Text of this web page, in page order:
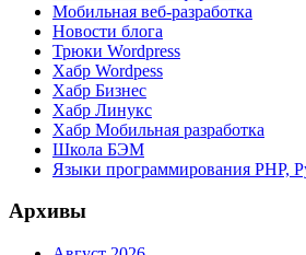
Мобильная веб-разработка
Новости блога
Трюки Wordpress
Хабр Wordpess
Хабр Бизнес
Хабр Линукс
Хабр Мобильная разработка
Школа БЭМ
Языки программирования PHP,
Архивы